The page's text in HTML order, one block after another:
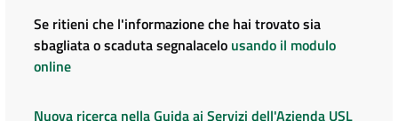
Se ritieni che l'informazione che hai trovato sia
sbagliata o scaduta segnalacelo usando il modulo
online
Nuova ricerca nella Guida ai Servizi dell'Azienda USL